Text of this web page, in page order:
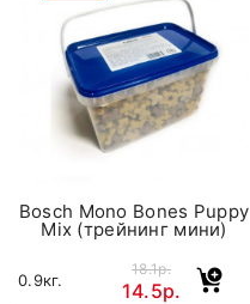
Bosch Mono Bones Puppy
Mix (трейнинг мини)
0.9кг.
18.1р.
14.5р.